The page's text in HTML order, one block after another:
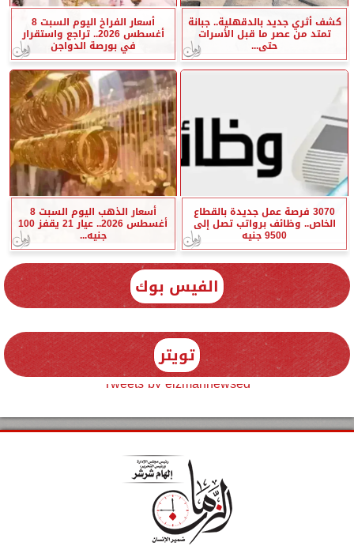
كشف أثري جديد بالدقهلية.. جبانة
تمتد من عصر ما قبل الأسرات
حتى...
أسعار الفراخ اليوم السبت 8
أغسطس 2026.. تراجع واستقرار
في بورصة الدواجن
3070 فرصة عمل جديدة بالقطاع
الخاص.. وظائف برواتب تصل إلى
9500 جنيه
أسعار الذهب اليوم السبت 8
أغسطس 2026.. عيار 21 يقفز 100
جنيه...
الفيس بوك
تويتر
Tweets by elzmannewseg